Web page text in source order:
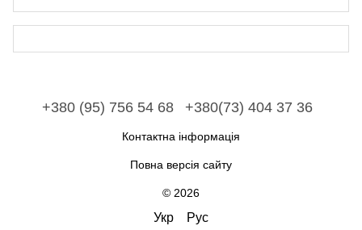
+380 (95) 756 54 68 +380(73) 404 37 36
Контактна інформація
Повна версія сайту
© 2026
Укр Рус